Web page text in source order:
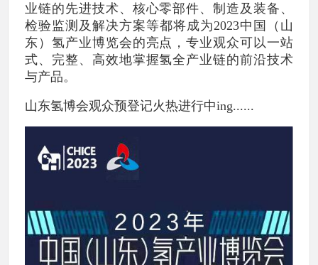
业链的先进技术、核心零部件、制造及装备、
检验监测及解决方案等都将成为2023中国（山
东）氢产业博览会的亮点，专业观众可以一站
式、完整、高效地掌握氢全产业链的前沿技术
与产品。
山东氢博会观众预登记火热进行中ing......